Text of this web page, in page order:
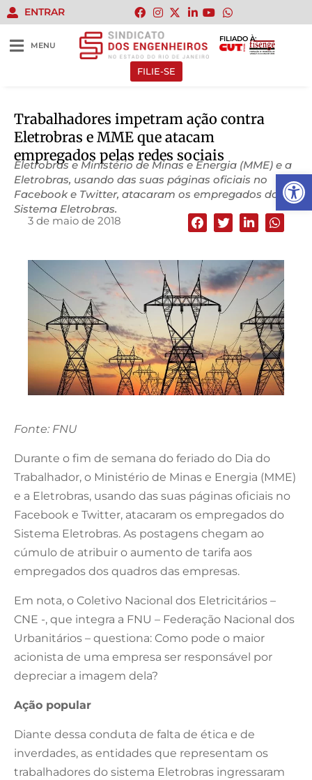
Abrir
ENTRAR
MENU
FILIADO À:
FILIE-SE
Trabalhadores impetram ação contra
Eletrobras e MME que atacam
empregados pelas redes sociais
Eletrobras e Ministério de Minas e Energia (MME) e a
Eletrobras, usando das suas páginas oficiais no
Facebook e Twitter, atacaram os empregados do
Sistema Eletrobras.
3 de maio de 2018
Fonte: FNU
Durante o fim de semana do feriado do Dia do
Trabalhador, o Ministério de Minas e Energia (MME)
e a Eletrobras, usando das suas páginas oficiais no
Facebook e Twitter, atacaram os empregados do
Sistema Eletrobras. As postagens chegam ao
cúmulo de atribuir o aumento de tarifa aos
empregados dos quadros das empresas.
Em nota, o Coletivo Nacional dos Eletricitários –
CNE -, que integra a FNU – Federação Nacional dos
Urbanitários – questiona: Como pode o maior
acionista de uma empresa ser responsável por
depreciar a imagem dela?
Ação popular
Diante dessa conduta de falta de ética e de
inverdades, as entidades que representam os
trabalhadores do sistema Eletrobras ingressaram